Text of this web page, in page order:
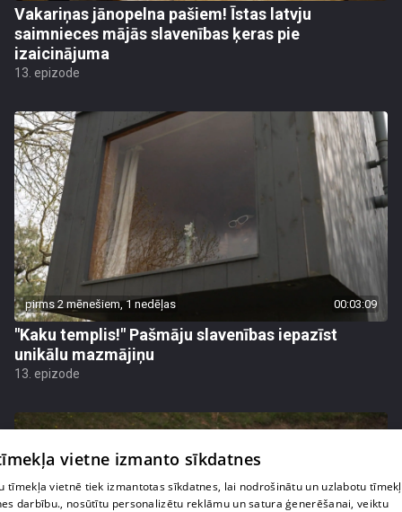
Vakariņas jānopelna pašiem! Īstas latvju
saimnieces mājās slavenības ķeras pie
izaicinājuma
13. epizode
pirms 2 mēnešiem, 1 nedēļas 00:03:09
"Kaku templis!" Pašmāju slavenības iepazīst
unikālu mazmājiņu
13. epizode
vietne izmanto sīkdatnes
tīmekļa vietnē tiek izmantotas sīkdatnes, lai nodrošinātu un uzlabotu
darbību., nosūtītu personalizētu reklāmu un satura ģenerēšanai, veiktu